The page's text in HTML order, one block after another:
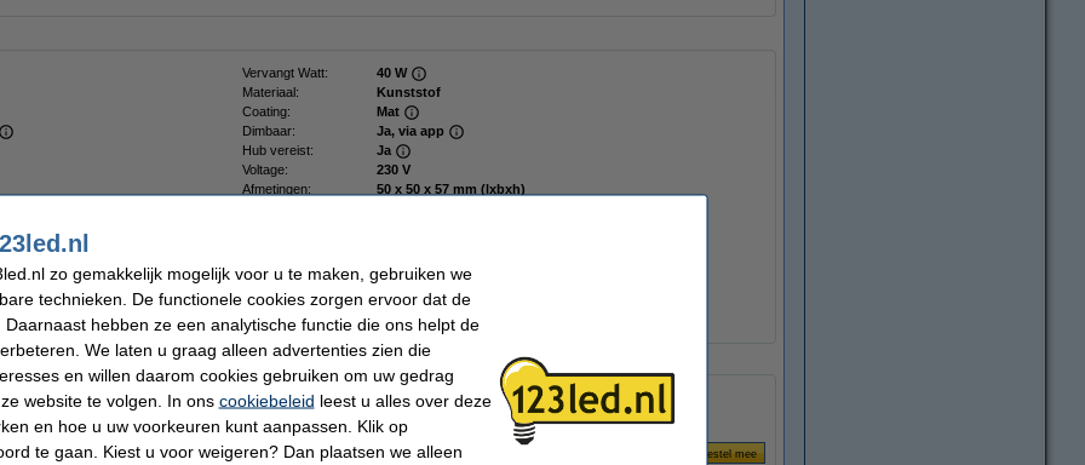
Vervangt Watt:
40 W
Materiaal:
Kunststof
Coating:
Mat
Dimbaar:
Ja, via app
Hub vereist:
Ja
Voltage:
230 V
Afmetingen:
50 x 50 x 57 mm (lxbxh)
Samenstelling:
Triple pack
Energielabel:
E
Oud voor nieuw: uw oude apparaat
zo gemakkelijk mogelijk voor u te maken, gebruiken we
technieken. De functionele cookies zorgen ervoor dat de
hebben ze een analytische functie die ons helpt de
We laten u graag alleen advertenties zien die
en willen daarom cookies gebruiken om uw gedrag
website te volgen. In ons cookiebeleid leest u alles over deze
en hoe u uw voorkeuren kunt aanpassen. Klik op
te gaan. Kiest u voor weigeren? Dan plaatsen we alleen